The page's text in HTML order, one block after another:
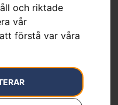
och riktade
vår
förstå var våra